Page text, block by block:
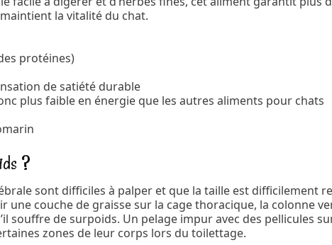
la vitalité du chat.
protéines)
de satiété durable
plus faible en énergie que les autres aliments pour chats
?
sont difficiles à palper et que la taille est difficilement
une couche de graisse sur la cage thoracique, la colonne
souffre de surpoids. Un pelage impur avec des pellicules
zones de leur corps lors du toilettage.